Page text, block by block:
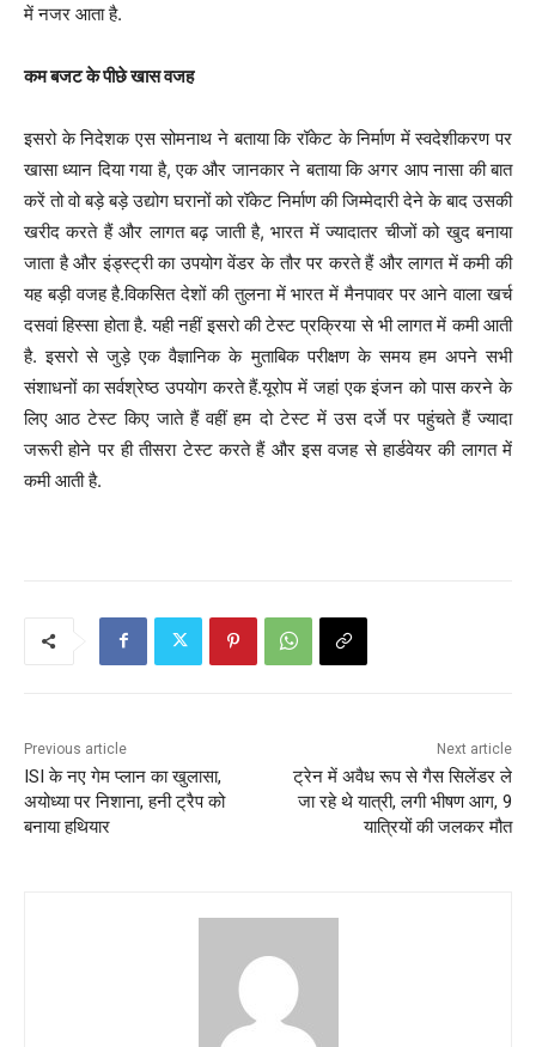
में नजर आता है.
कम बजट के पीछे खास वजह
इसरो के निदेशक एस सोमनाथ ने बताया कि रॉकेट के निर्माण में स्वदेशीकरण पर
खासा ध्यान दिया गया है, एक और जानकार ने बताया कि अगर आप नासा की बात
करें तो वो बड़े बड़े उद्योग घरानों को रॉकेट निर्माण की जिम्मेदारी देने के बाद उसकी
खरीद करते हैं और लागत बढ़ जाती है, भारत में ज्यादातर चीजों को खुद बनाया
जाता है और इंड्स्ट्री का उपयोग वेंडर के तौर पर करते हैं और लागत में कमी की
यह बड़ी वजह है.विकसित देशों की तुलना में भारत में मैनपावर पर आने वाला खर्च
दसवां हिस्सा होता है. यही नहीं इसरो की टेस्ट प्रक्रिया से भी लागत में कमी आती
है. इसरो से जुड़े एक वैज्ञानिक के मुताबिक परीक्षण के समय हम अपने सभी
संशाधनों का सर्वश्रेष्ठ उपयोग करते हैं.यूरोप में जहां एक इंजन को पास करने के
लिए आठ टेस्ट किए जाते हैं वहीं हम दो टेस्ट में उस दर्जे पर पहुंचते हैं ज्यादा
जरूरी होने पर ही तीसरा टेस्ट करते हैं और इस वजह से हार्डवेयर की लागत में
कमी आती है.
a
v
Previous article
ISI के नए गेम प्लान का खुलासा,
अयोध्या पर निशाना, हनी ट्रैप को
बनाया हथियार
Next article
ट्रेन में अवैध रूप से गैस सिलेंडर ले
जा रहे थे यात्री, लगी भीषण आग, 9
यात्रियों की जलकर मौत